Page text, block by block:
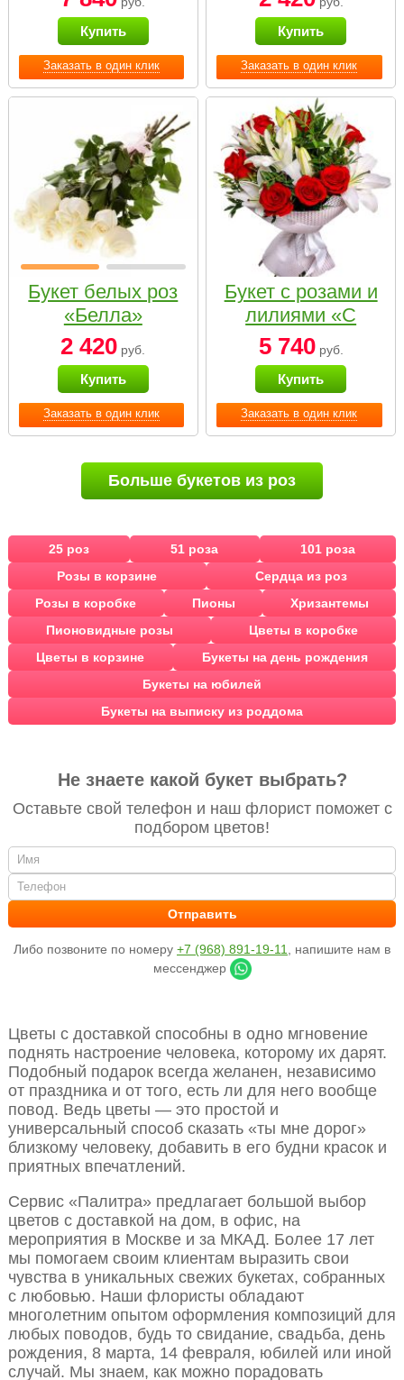
Заказать в один клик
Купить
Заказать в один клик
Купить
Заказать в один клик
Букет белых роз
«Белла»
2 420 руб.
Купить
Заказать в один клик
Букет с розами и
лилиями «С
наилучшими
пожеланиями»
5 740руб.
Купить
Больше букетов из роз
25 роз 51 роза
101 роза
Розы в корзине
Сердца из роз
Розы в коробке
Пионы
Хризантемы
Пионовидные розы
Цветы в коробке
Цветы в корзине
Букеты на день рождения
Букеты на юбилей
Букеты на выписку из роддома
Не знаете какой букет выбрать?
Оставьте свой телефон и наш флорист поможет с
подбором цветов!
Либо позвоните по номеру +7 (968) 891-19-11
, напишите нам в
мессенджер
Цветы с доставкой способны в одно мгновение
поднять настроение человека, которому их дарят.
Подобный подарок всегда желанен, независимо
от праздника и от того, есть ли для него вообще
повод. Ведь цветы — это простой и
универсальный способ сказать «ты мне дорог»
близкому человеку, добавить в его будни красок и
приятных впечатлений.
Сервис «Палитра» предлагает большой выбор
цветов с доставкой на дом, в офис, на
мероприятия в Москве и за МКАД. Более 17 лет
мы помогаем своим клиентам выразить свои
чувства в уникальных свежих букетах, собранных
с любовью. Наши флористы обладают
многолетним опытом оформления композиций для
любых поводов, будь то свидание, свадьба, день
рождения, 8 марта, 14 февраля, юбилей или иной
случай. Мы знаем, как можно порадовать